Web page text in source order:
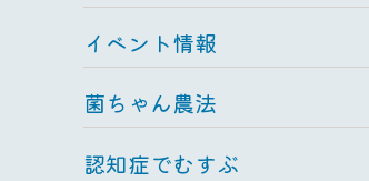
イベント情報
菌ちゃん農法
認知症でむすぶ